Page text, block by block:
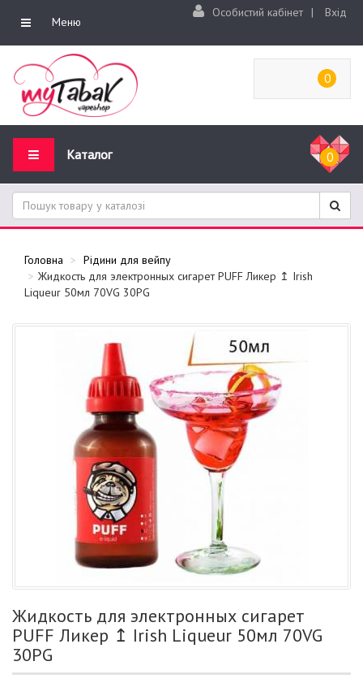
Меню
Особистий кабінет | Вхід
0
Каталог 0
Головна
Рідини для вейпу
Жидкость для электронных сигарет PUFF Ликер ↥ Irish
Liqueur 50мл 70VG 30PG
Жидкость для электронных сигарет
PUFF Ликер ↥ Irish Liqueur 50мл 70VG
30PG